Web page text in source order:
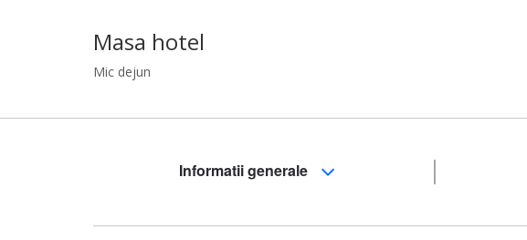
Masa hotel
Mic dejun
Informatii generale